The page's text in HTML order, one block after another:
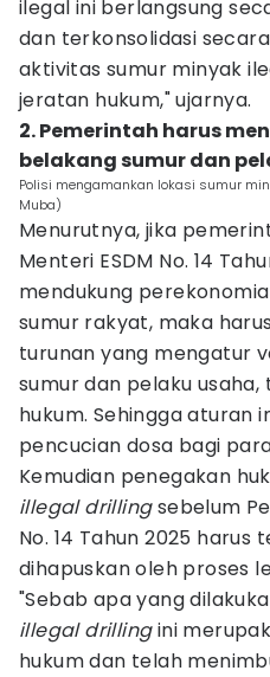
ilegal ini berlangsung
dan terkonsolidasi
aktivitas sumur minyak
jeratan hukum," ujarnya.
2. Pemerintah harus
belakang sumur dan
Polisi mengamankan lokasi sumur
Muba)
Menurutnya, jika
Menteri ESDM No. 14
mendukung
sumur rakyat, maka
turunan yang mengatur
sumur dan pelaku
hukum. Sehingga aturan
pencucian dosa bagi
Kemudian penegakan
illegal drillingsebelum
No. 14 Tahun 2025
dihapuskan oleh proses
"Sebab apa yang
illegal drillingini
hukum dan telah